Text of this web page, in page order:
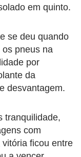
em quinto.
se deu quando
pneus na
por
da
desvantagem.
tranquilidade,
com
ficou entre